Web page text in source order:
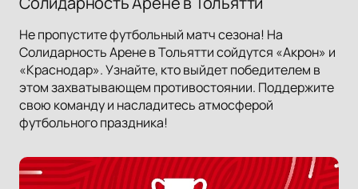
Не пропустите футбольный матч сезона! На
Солидарность Арене в Тольятти сойдутся «Акрон» и
«Краснодар». Узнайте, кто выйдет победителем в
этом захватывающем противостоянии. Поддержите
свою команду и насладитесь атмосферой
футбольного праздника!